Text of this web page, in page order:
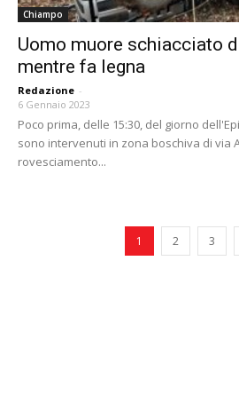
Chiampo
Uomo muore schiacciato
mentre fa legna
Redazione -
6 Gennaio 2023
Poco prima, delle 15:30, del giorno
sono intervenuti in zona boschiva di via
rovesciamento...
1 2 3